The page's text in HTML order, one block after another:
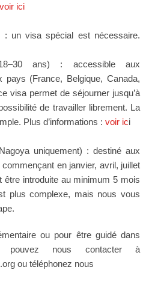
voir ici
un visa spécial est nécessaire.
ans) : accessible aux
pays (France, Belgique, Canada,
visa permet de séjourner jusqu’à
de travailler librement. La
Plus d’informations : voir ici
uniquement) : destiné aux
en janvier, avril, juillet
être introduite au minimum 5 mois
plus complexe, mais nous vous
ou pour être guidé dans
pouvez nous contacter à
ou téléphonez nous